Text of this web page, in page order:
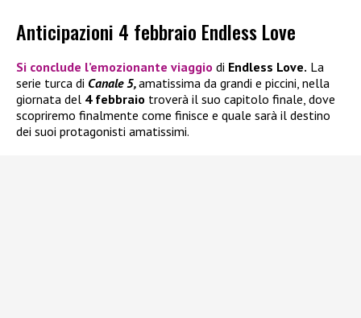
Anticipazioni 4 febbraio Endless Love
Si conclude l’emozionante viaggio di Endless Love. La
serie turca di Canale 5,amatissima da grandi e piccini, nella
giornata del 4 febbraio troverà il suo capitolo finale, dove
scopriremo finalmente come finisce e quale sarà il destino
dei suoi protagonisti amatissimi.